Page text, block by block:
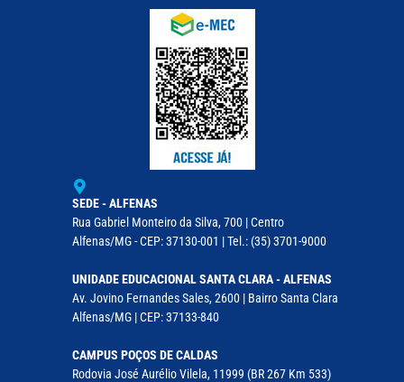
SEDE - ALFENAS
Rua Gabriel Monteiro da Silva, 700 | Centro
Alfenas/MG - CEP: 37130-001 | Tel.: (35) 3701-9000
UNIDADE EDUCACIONAL SANTA CLARA - ALFENAS
Av. Jovino Fernandes Sales, 2600 | Bairro Santa Clara
Alfenas/MG | CEP: 37133-840
CAMPUS POÇOS DE CALDAS
Rodovia José Aurélio Vilela, 11999 (BR 267 Km 533)